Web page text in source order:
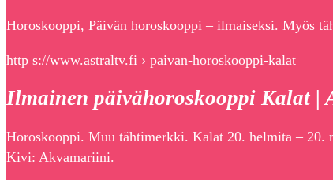
Horoskooppi, Päivän horoskooppi – ilmaiseksi. Myös
http s://www.astraltv.fi › paivan-horoskooppi-kalat
Ilmainen päivähoroskooppi Kalat |
Horoskooppi. Muu tähtimerkki. Kalat 20. helmita – 20.
Kivi: Akvamariini.